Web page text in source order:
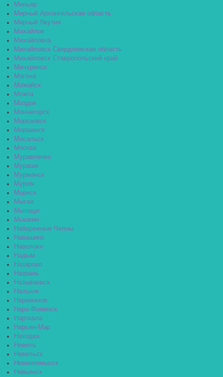
Миньяр
Мирный Архангельская область
Мирный Якутия
Михайлов
Михайловка
Михайловск Свердловская область
Михайловск Ставропольский край
Мичуринск
Могоча
Можайск
Можга
Моздок
Мончегорск
Морозовск
Моршанск
Мосальск
Москва
Муравленко
Мураши
Мурманск
Муром
Мценск
Мыски
Мытищи
Мышкин
Набережные Челны
Навашино
Наволоки
Надым
Назарово
Назрань
Называевск
Нальчик
Нариманов
Наро-Фоминск
Нарткала
Нарьян-Мар
Находка
Невель
Невельск
Невинномысск
Невьянск